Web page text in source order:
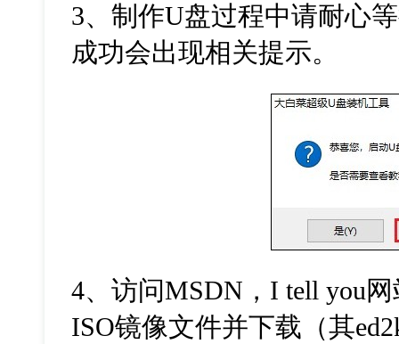
3、制作U盘过程中请耐心
成功会出现相关提示。
4、访问MSDN ， I tell you
ISO镜像文件并下载（其